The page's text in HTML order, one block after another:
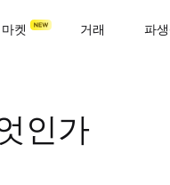
마켓 거래 파
인가